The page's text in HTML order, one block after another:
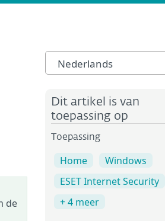
de
Nederlands
Dit artikel is van
toepassing op
Toepassing
Home
Windows
ESET Internet Security
+ 4 meer